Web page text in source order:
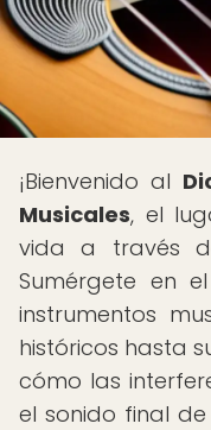
¡Bienvenido al
Musicales, el
vida a través
Sumérgete en
instrumentos
históricos hasta
cómo las
el sonido final